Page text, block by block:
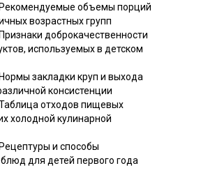
объемы порций
возрастных групп
доброкачественности
используемых в детском
закладки круп и выхода
консистенции
отходов пищевых
холодной кулинарной
и способы
для детей первого года